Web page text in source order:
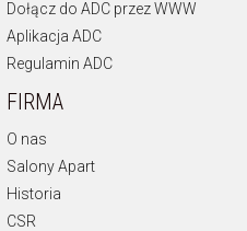
Dołącz do ADC przez WWW
Aplikacja ADC
Regulamin ADC
FIRMA
O nas
Salony Apart
Historia
CSR